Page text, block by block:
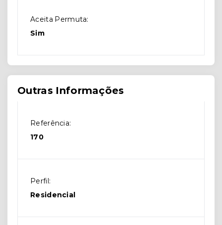
Aceita Permuta:
Sim
Outras Informações
Referência:
170
Perfil:
Residencial